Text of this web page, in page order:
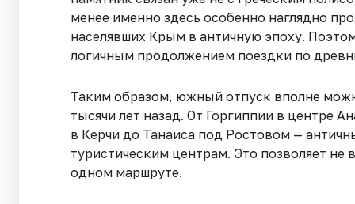
менее именно здесь особенно наглядно
населявших Крым в античную эпоху.
логичным продолжением поездки по
Таким образом, южный отпуск вполне
тысячи лет назад. От Горгиппии в центре
в Керчи до Танаиса под Ростовом —
туристическим центрам. Это позволяет
одном маршруте.